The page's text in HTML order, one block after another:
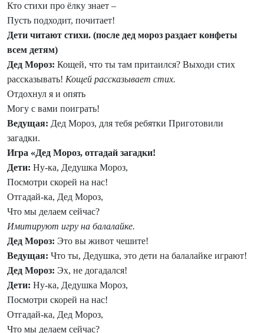
Кто стихи про ёлку знает –
Пусть подходит, почитает!
Дети читают стихи. (после дед мороз раздает конфеты
всем детям)
Дед Мороз: Кощей, что ты там притаился? Выходи стих
рассказывать! Кощей рассказывает стих.
Отдохнул я и опять
Могу с вами поиграть!
Ведущая: Дед Мороз, для тебя ребятки Приготовили
загадки.
Игра «Дед Мороз, отгадай загадки!
Дети: Ну-ка, Дедушка Мороз,
Посмотри скорей на нас!
Отгадай-ка, Дед Мороз,
Что мы делаем сейчас?
Имитируют игру на балалайке.
Дед Мороз: Это вы живот чешите!
Ведущая: Что ты, Дедушка, это дети на балалайке играют!
Дед Мороз: Эх, не догадался!
Дети: Ну-ка, Дедушка Мороз,
Посмотри скорей на нас!
Отгадай-ка, Дед Мороз,
Что мы делаем сейчас?